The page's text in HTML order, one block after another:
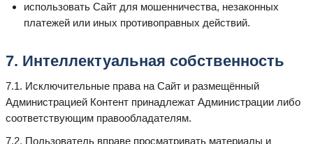
использовать Сайт для мошенничества, незаконных
платежей или иных противоправных действий.
7. Интеллектуальная собственность
7.1. Исключительные права на Сайт и размещённый
Администрацией Контент принадлежат Администрации либо
соответствующим правообладателям.
7.2. Пользователь вправе просматривать материалы и